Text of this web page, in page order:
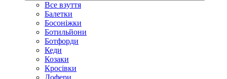
Все взуття
Балетки
Босоніжки
Ботильйони
Ботфорди
Кеди
Козаки
Кросівки
Лофери